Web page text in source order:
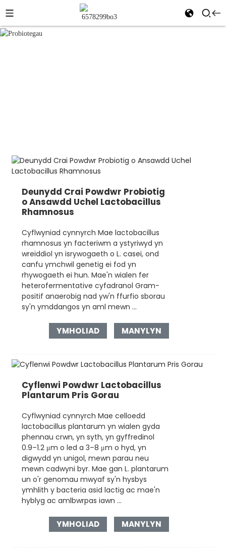
Deunydd Crai Powdwr Probiotig
o Ansawdd Uchel Lactobacillus
Rhamnosus
Cyflwyniad cynnyrch Mae lactobacillus
rhamnosus yn facteriwm a ystyriwyd yn
wreiddiol yn isrywogaeth o L. casei, ond
canfu ymchwil genetig ei fod yn
rhywogaeth ei hun. Mae'n wialen fer
heterofermentative cyfadranol Gram-
positif anaerobig nad yw'n ffurfio sborau
sy'n ymddangos yn aml mewn ...
YMHOLIAD MANYLYN
Cyflenwi Powdwr Lactobacillus
Plantarum Pris Gorau
Cyflwyniad cynnyrch Mae celloedd
lactobacillus plantarum yn wialen gyda
phennau crwn, yn syth, yn gyffredinol
0.9–1.2 μm o led a 3–8 μm o hyd, yn
digwydd yn unigol, mewn parau neu
mewn cadwyni byr. Mae gan L. plantarum
un o'r genomau mwyaf sy'n hysbys
ymhlith y bacteria asid lactig ac mae'n
hyblyg ac amlbwrpas iawn ...
YMHOLIAD MANYLYN